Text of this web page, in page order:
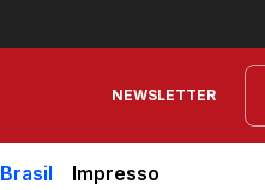
NEWSLETTER
Brasil Impresso